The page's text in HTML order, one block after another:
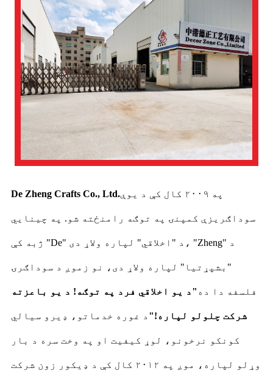
De Zheng Crafts Co., Ltd.په ۲۰۰۹ کال کې د یوې
سوداګریزې کمپنۍ په توګه رامنځته شو. په چینایي
ژبه کې "De" د "اخلاقي" لپاره ولاړ دی، "Zheng" د
"بشپړتیا" لپاره ولاړ دی، نو زموږ د سوداګرۍ
فلسفه دا ده "د یو اخلاقي فرد په توګه! د یو باعزته
شرکت چلولو لپاره!" د غوره خدماتو، ډیرو سیالي
کونکو نرخونو، لوړ کیفیت او په وخت سره د بار
وړلو لپاره، موږ په ۲۰۱۲ کال کې د ډیکور زون شرکت